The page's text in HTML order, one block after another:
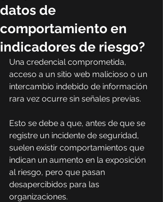
datos de
comportamiento en
indicadores de riesgo?
Una credencial comprometida,
acceso a un sitio web malicioso o un
intercambio indebido de información
rara vez ocurre sin señales previas.
Esto se debe a que, antes de que se
registre un incidente de seguridad,
suelen existir comportamientos que
indican un aumento en la exposición
al riesgo, pero que pasan
desapercibidos para las
organizaciones.